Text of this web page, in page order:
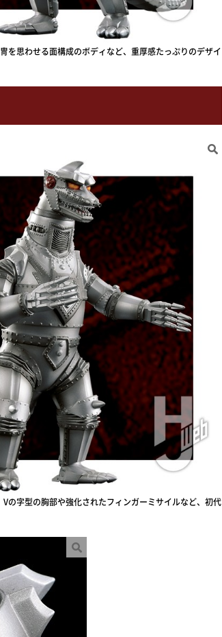
思わせる面構成のボディなど、重厚感たっぷりのデザイ
の字型の胸部や強化されたフィンガーミサイルなど、初代